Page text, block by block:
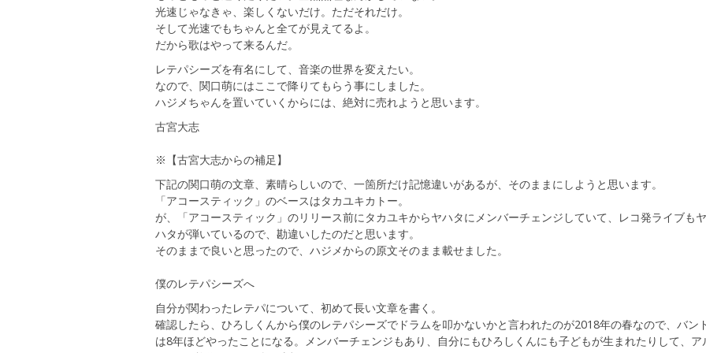
光速じゃなきゃ、楽しくないだけ。ただそれだけ。
そして光速でもちゃんと全てが見えてるよ。
だから歌はやって来るんだ。
レテパシーズを有名にして、音楽の世界を変えたい。
なので、関口萌にはここで降りてもらう事にしました。
ハジメちゃんを置いていくからには、絶対に売れようと思います。
古宮大志
※【古宮大志からの補足】
下記の関口萌の文章、素晴らしいので、一箇所だけ記憶違いがあるが、そのままにしようと思います。
「アコースティック」のベースはタカユキカトー。
が、「アコースティック」のリリース前にタカユキからヤハタにメンバーチェンジしていて、レコ発ライブもヤ
ハタが弾いているので、勘違いしたのだと思います。
そのままで良いと思ったので、ハジメからの原文そのまま載せました。
僕のレテパシーズへ
自分が関わったレテパについて、初めて長い文章を書く。
確認したら、ひろしくんから僕のレテパシーズでドラムを叩かないかと言われたのが2018年の春なので、バン
は8年ほどやったことになる。メンバーチェンジもあり、自分にもひろしくんにも子どもが生まれたりして、ア